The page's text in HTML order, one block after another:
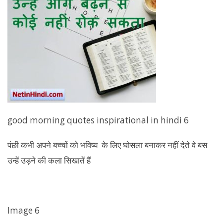
good morning quotes inspirational in hindi 6
पंछी कभी अपने बच्चों को भविष्य के लिए घोसला बनाकर नहीं देते वे बस
उन्हें उड़ने की कला सिखातें हैं
Image 6